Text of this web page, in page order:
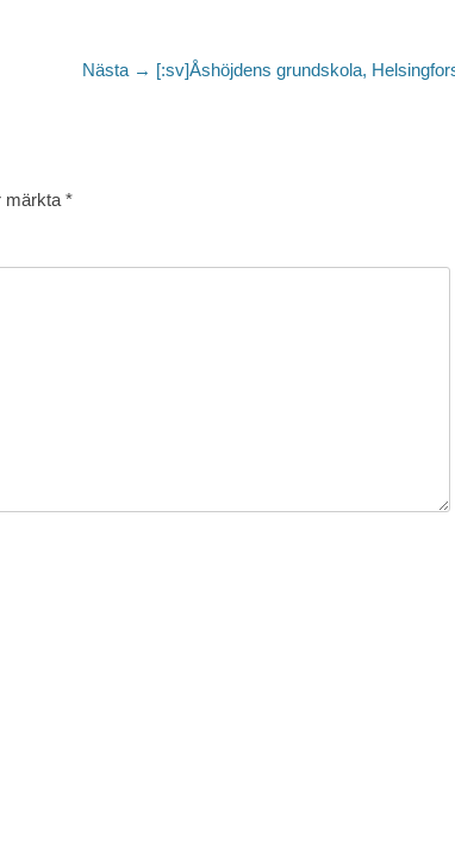
Nästa → Nästa
[:sv]Åshöjdens grundskola,
märkta *